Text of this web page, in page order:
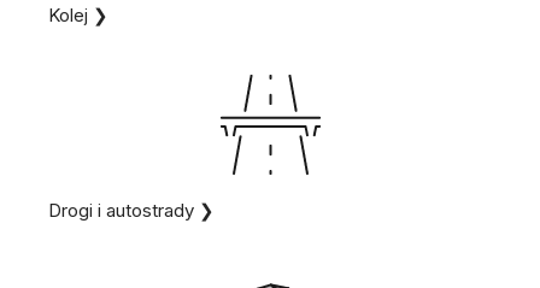
Kolej ❯
Drogi i autostrady ❯